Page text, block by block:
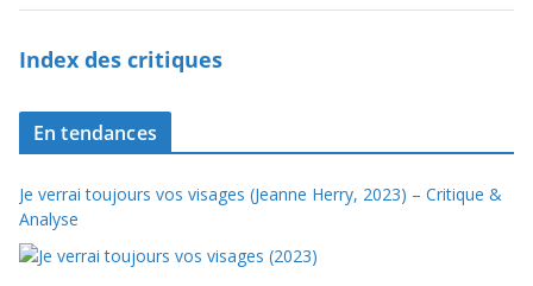
Index des critiques
En tendances
Je verrai toujours vos visages (Jeanne Herry, 2023) – Critique &
Analyse